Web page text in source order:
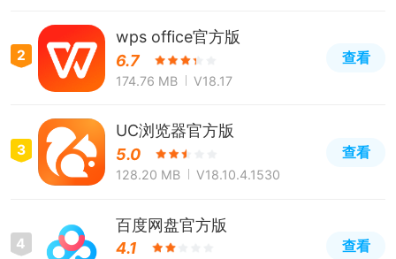
2
wps office官方版
6.7
174.76 MB V18.17
查看
3
UC浏览器官方版
5.0
128.20 MB V18.10.4.1530
查看
4
百度网盘官方版
4.1
查看